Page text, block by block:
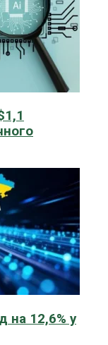
на 12,6% у